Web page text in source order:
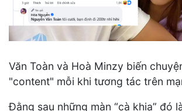
Văn Toàn và Hoà Minzy biến
"content" mỗi khi tương tác trên
Đằng sau những màn “cà khịa” đó